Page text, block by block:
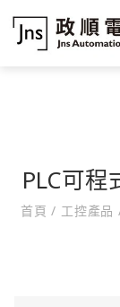
PLC可程
首頁/ 工控產品